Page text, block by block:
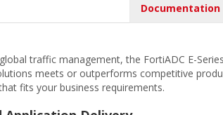
Documentation
traffic management, the FortiADC E-
meets or outperforms competitive
fits your business requirements.